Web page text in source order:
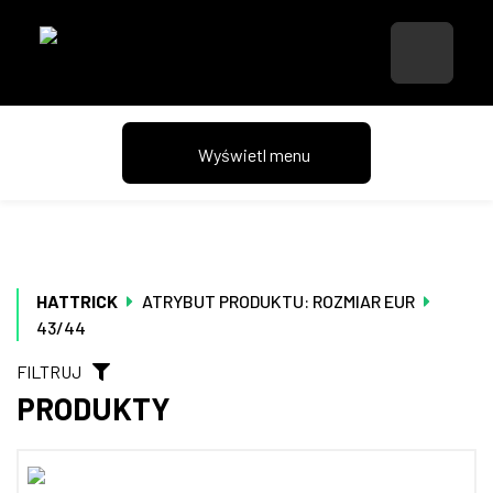
HATTRICK
ATRYBUT PRODUKTU: ROZMIAR EUR
43/44
FILTRUJ
PRODUKTY